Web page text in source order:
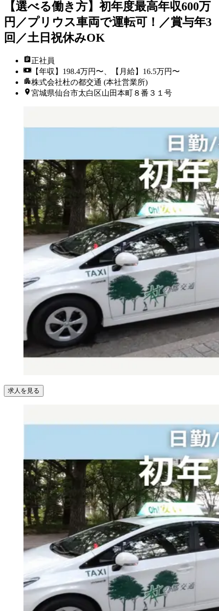
【選べる働き方】初年度最高年収600万
円／プリウス車両で運転可！／賞与年3
回／土日祝休みOK
正社員
【年収】198.4万円〜、【月給】16.5万円〜
株式会社杜の都交通 (本社営業所)
宮城県仙台市太白区山田本町８番３１号
求人を見る